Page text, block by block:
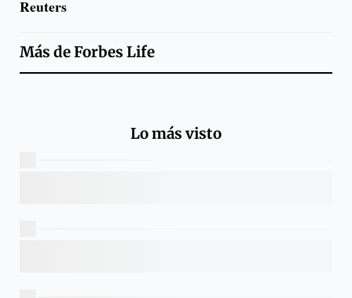
Reuters
Más deForbes Life
Lo más visto